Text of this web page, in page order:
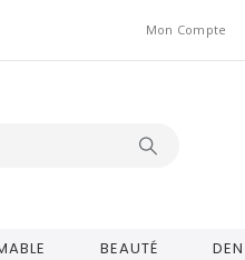
Mon Compte
BEAUTÉ